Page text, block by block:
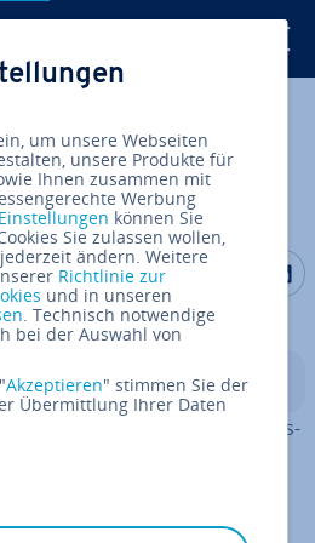
ID: Schlüssel
Auf Auf
auf, das EU-weite Ge­schäfts­
so werden bald Fragen
auf­tau­chen.
innerhalb Deutsch­
um unsere Webseiten
unsere Produkte für
Ihnen zusammen mit
Werbung
Einstellungen können Sie
Sie zulassen wollen,
ändern. Weitere
Richtlinie zur
und in unseren
. Technisch notwendige
bei der Auswahl von
Akzeptieren" stimmen Sie der
Übermittlung Ihrer Daten